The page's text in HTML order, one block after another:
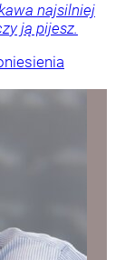
najsilniej
ją pijesz.